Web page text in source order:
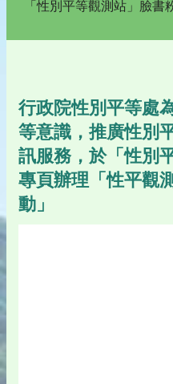
「性別平等觀測站」臉
行政院性別平等處
等意識，推廣性別
訊服務，於「性別
專頁辦理「性平觀
動」